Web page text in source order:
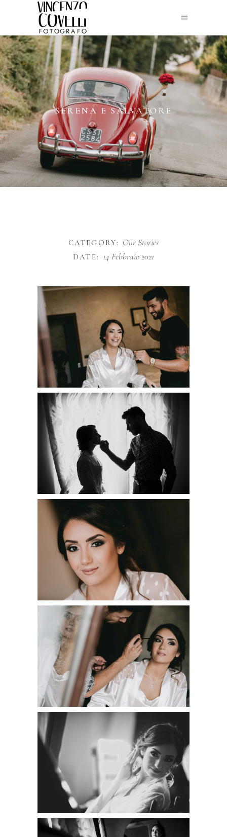
SERENA E SALVATORE
CATEGORY: Our Stories
DATE: 14 Febbraio 2021